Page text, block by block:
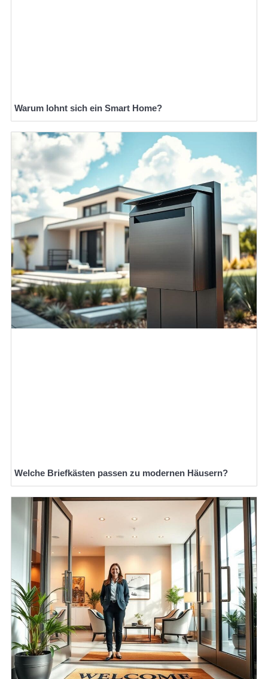
Warum lohnt sich ein Smart Home?
Welche Briefkästen passen zu modernen Häusern?